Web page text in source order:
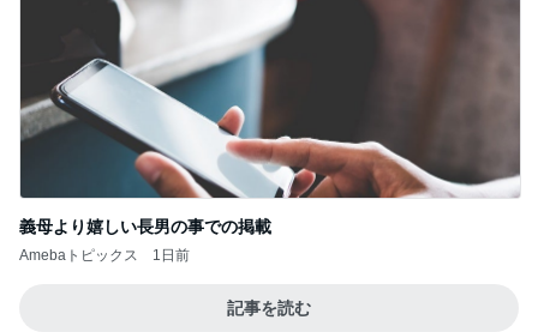
義母より嬉しい長男の事での掲載
Amebaトピックス 1日前
記事を読む